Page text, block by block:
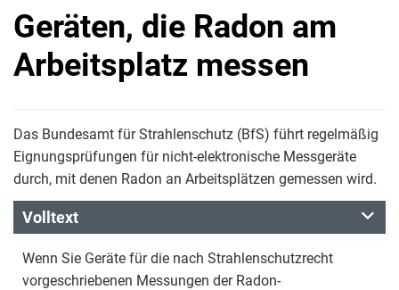
Geräten, die Radon am
Arbeitsplatz messen
Das Bundesamt für Strahlenschutz (BfS) führt regelmäßig
Eignungsprüfungen für nicht-elektronische Messgeräte
durch, mit denen Radon an Arbeitsplätzen gemessen wird.
Volltext
Wenn Sie Geräte für die nach Strahlenschutzrecht
vorgeschriebenen Messungen der Radon-